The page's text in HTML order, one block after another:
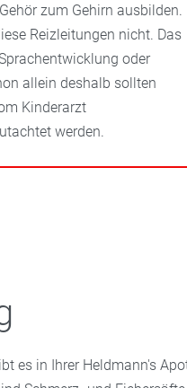
zum Gehirn ausbilden.
Reizleitungen nicht. Das
oder
allein deshalb sollten
Kinderarzt
werden.
es in Ihrer Heldmann's